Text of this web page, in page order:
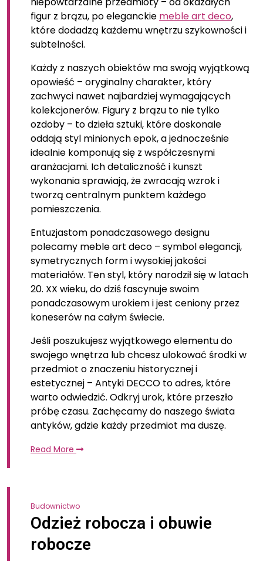
figur z brązu, po eleganckie meble art deco,
które dodadzą każdemu wnętrzu szykowności i
subtelności.
Każdy z naszych obiektów ma swoją wyjątkową
opowieść – oryginalny charakter, który
zachwyci nawet najbardziej wymagających
kolekcjonerów. Figury z brązu to nie tylko
ozdoby – to dzieła sztuki, które doskonale
oddają styl minionych epok, a jednocześnie
idealnie komponują się z współczesnymi
aranżacjami. Ich detaliczność i kunszt
wykonania sprawiają, że zwracają wzrok i
tworzą centralnym punktem każdego
pomieszczenia.
Entuzjastom ponadczasowego designu
polecamy meble art deco – symbol elegancji,
symetrycznych form i wysokiej jakości
materiałów. Ten styl, który narodził się w latach
20. XX wieku, do dziś fascynuje swoim
ponadczasowym urokiem i jest ceniony przez
koneserów na całym świecie.
Jeśli poszukujesz wyjątkowego elementu do
swojego wnętrza lub chcesz ulokować środki w
przedmiot o znaczeniu historycznej i
estetycznej – Antyki DECCO to adres, które
warto odwiedzić. Odkryj urok, które przeszło
próbę czasu. Zachęcamy do naszego świata
antyków, gdzie każdy przedmiot ma duszę.
Read More
Budownictwo
Odzież robocza i obuwie
robocze